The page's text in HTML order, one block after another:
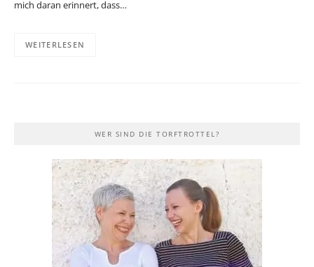
mich daran erinnert, dass…
WEITERLESEN
WER SIND DIE TORFTROTTEL?